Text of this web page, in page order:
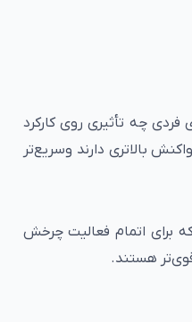
چه تأثیری روی کارکرد
بالاتری دارند وسریع‌تر
برای اتمام فعالیت چرخش
هستند.